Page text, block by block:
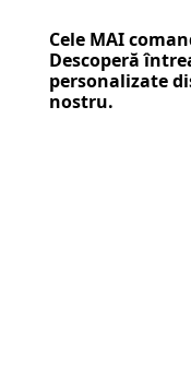
Cele MAI
Descoperă
personalizate
nostru.